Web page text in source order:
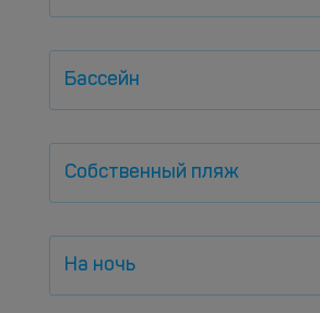
Бассейн
Собственный пляж
На ночь